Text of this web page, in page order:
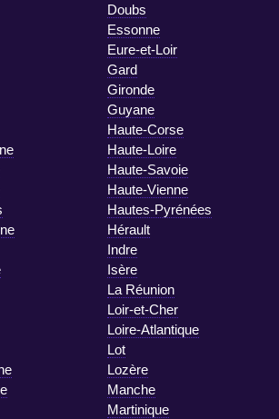
Doubs
Essonne
Eure-et-Loir
Gard
Gironde
Guyane
Haute-Corse
Haute-Loire
Haute-Savoie
Haute-Vienne
Hautes-Pyrénées
Hérault
Indre
Isère
La Réunion
Loir-et-Cher
Loire-Atlantique
Lot
Lozère
Manche
Martinique